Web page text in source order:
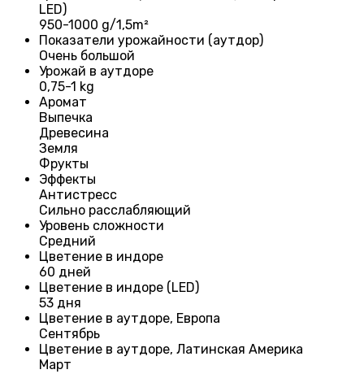
LED)
950-1000 g/1,5m²
Показатели урожайности (аутдор)
Очень большой
Урожай в аутдоре
0,75-1 kg
Аромат
Выпечка
Древесина
Земля
Фрукты
Эффекты
Антистресс
Сильно расслабляющий
Уровень сложности
Средний
Цветение в индоре
60 дней
Цветение в индоре (LED)
53 дня
Цветение в аутдоре, Европа
Сентябрь
Цветение в аутдоре, Латинская Америка
Март